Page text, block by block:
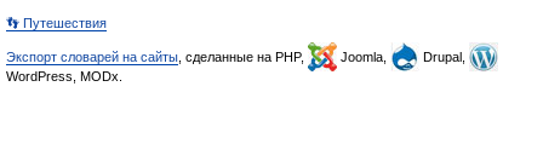
👣 Путешествия
Экспорт словарей на сайты , сделанные на PHP, Joomla,
Drupal,
WordPress, MODx.